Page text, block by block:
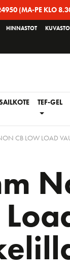
(MA-PE KLO
HINNASTOT
TEF-GEL
CB LOW LOAD